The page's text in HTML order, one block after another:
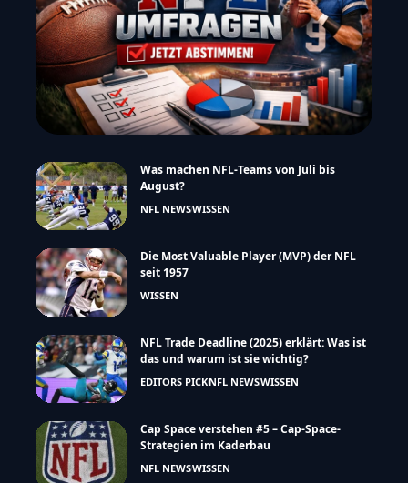
Was machen NFL-Teams von Juli bis
August?
NFL NEWSWISSEN
Die Most Valuable Player (MVP) der NFL
seit 1957
WISSEN
NFL Trade Deadline (2025) erklärt: Was ist
das und warum ist sie wichtig?
EDITORS PICKNFL NEWSWISSEN
Cap Space verstehen #5 – Cap-Space-
Strategien im Kaderbau
NFL NEWSWISSEN